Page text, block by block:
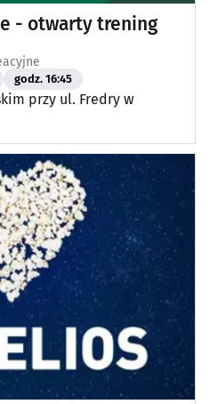
- otwarty trening
godz. 16:45
przy ul. Fredry w